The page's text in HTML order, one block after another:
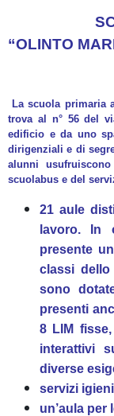
“OLINTO
La scuola primaria
trova al n° 56 del
edificio e da uno
dirigenziali e di
alunni
scuolabus e del
21 aule
lavoro. In
presente
classi
sono
presenti
8 LIM
interattivi
diverse
servizi
un’aula per